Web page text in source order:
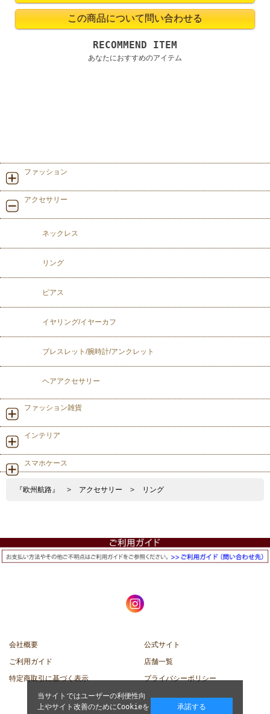
RECOMMEND ITEM
あなたにおすすめのアイテム
ファッション
アクセサリー
ネックレス
リング
ピアス
イヤリング/イヤーカフ
ブレスレット/腕時計/アンクレット
ヘアアクセサリー
ファッション雑貨
インテリア
スマホケース
『欧州航路』 > アクセサリー > リング
会社概要
公式サイト
ご利用ガイド
店舗一覧
特定商取引に基づく表示
プライバシーポリシー
当サイトではユーザーの利便性向
上やサイト改善のためにCookieを
承諾する